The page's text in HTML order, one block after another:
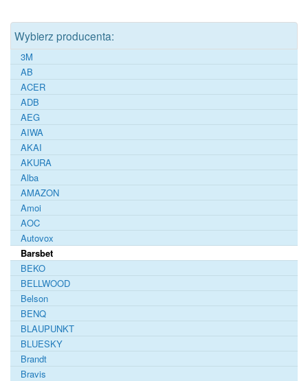
Wybierz producenta:
3M
AB
ACER
ADB
AEG
AIWA
AKAI
AKURA
Alba
AMAZON
Amoi
AOC
Autovox
Barsbet
BEKO
BELLWOOD
Belson
BENQ
BLAUPUNKT
BLUESKY
Brandt
Bravis